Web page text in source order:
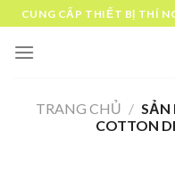
Skip
to
content
CUNG CẤP THIẾT BỊ THÍ
TRANG CHỦ / SẢN
COTTON